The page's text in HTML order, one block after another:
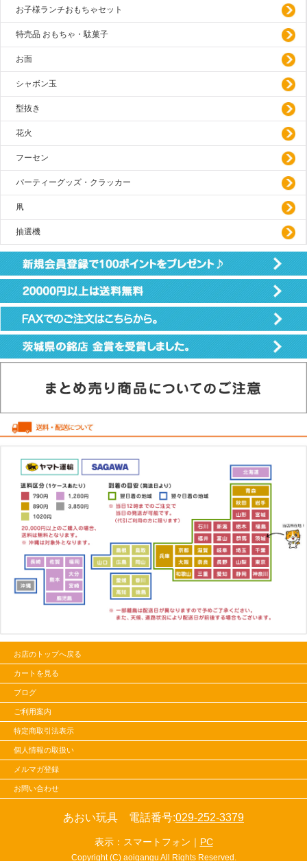
お子様ランチおもちゃセット
特売品 おもちゃ・駄菓子
お面
シャボン玉
型抜き
花火
フーセン
パーティーグッズ・クラッカー
凧
抽選機
お店のトップへ戻る
カートを見る
ブログ
ご利用案内
特定商取引法表示
個人情報の取扱い
メルマガ登録
お問い合わせ
あおい玩具 電話番号:029-252-3379
表示：スマートフォン｜ PC
Copyright (C) aoigangu All Rights Reserved.